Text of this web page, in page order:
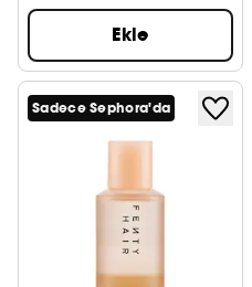
Ekle
Sadece Sephora'da